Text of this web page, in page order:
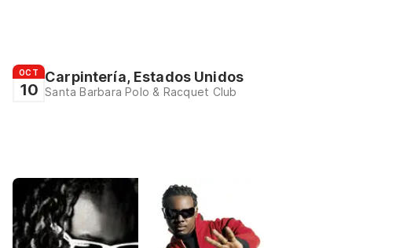
OCT
10
Carpintería, Estados Unidos
Santa Barbara Polo & Racquet Club